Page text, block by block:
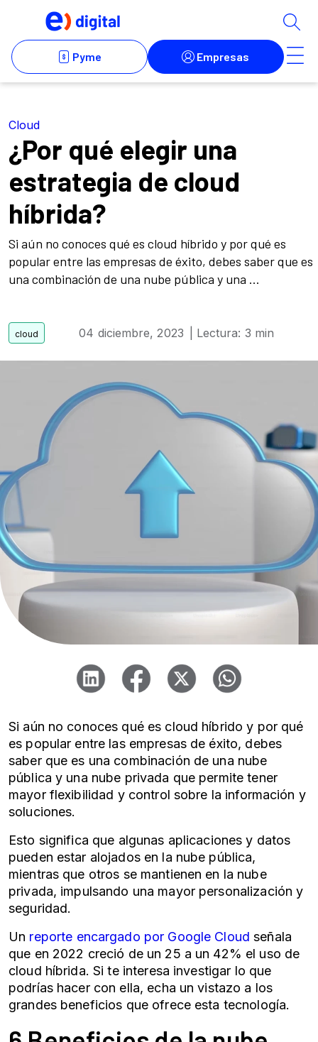
Cloud
¿Por qué elegir una
estrategia de cloud
híbrida?
Si aún no conoces qué es cloud híbrido y por qué es
popular entre las empresas de éxito, debes saber que es
una combinación de una nube pública y una ...
04 diciembre, 2023 | Lectura: 3 min
Si aún no conoces qué es cloud híbrido y por qué
es popular entre las empresas de éxito, debes
saber que es una combinación de una nube
pública y una nube privada que permite tener
mayor flexibilidad y control sobre la información y
soluciones.
Esto significa que algunas aplicaciones y datos
pueden estar alojados en la nube pública,
mientras que otros se mantienen en la nube
privada, impulsando una mayor personalización y
seguridad.
Un reporte encargado por Google Cloud señala
que en 2022 creció de un 25 a un 42% el uso de
cloud híbrida. Si te interesa investigar lo que
podrías hacer con ella, echa un vistazo a los
grandes beneficios que ofrece esta tecnología.